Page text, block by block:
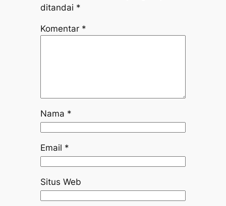
ditandai *
Komentar *
Nama *
Email *
Situs Web